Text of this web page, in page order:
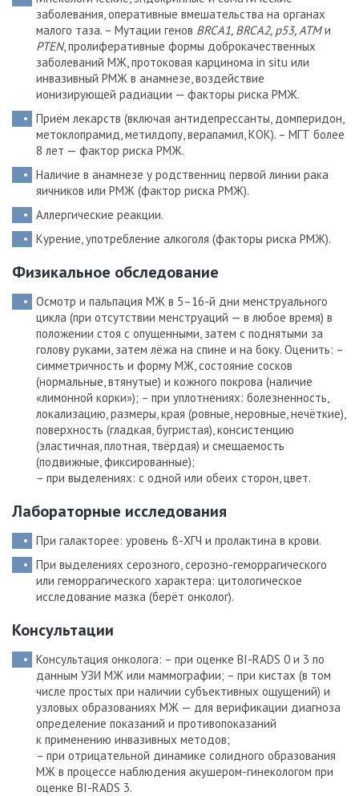
заболевания, оперативные вмешательства на органах
малого таза. – Мутации генов BRCA1, BRCA2, p53, ATMи
PTEN, пролиферативные формы доброкачественных
заболеваний МЖ, протоковая карцинома in situ или
инвазивный РМЖ в анамнезе, воздействие
ионизирующей радиации — факторы риска РМЖ.
Приём лекарств (включая антидепрессанты, домперидон,
метоклопрамид, метилдопу, верапамил, КОК). – МГТ более
8 лет — фактор риска РМЖ.
Наличие в анамнезе у родственниц первой линии рака
яичников или РМЖ (фактор риска РМЖ).
Аллергические реакции.
Курение, употребление алкоголя (факторы риска РМЖ).
Физикальное обследование
Осмотр и пальпация МЖ в 5–16-й дни менструального
цикла (при отсутствии менструаций — в любое время) в
положении стоя с опущенными, затем с поднятыми за
голову руками, затем лёжа на спине и на боку. Оценить: –
симметричность и форму МЖ, состояние сосков
(нормальные, втянутые) и кожного покрова (наличие
«лимонной корки»); – при уплотнениях: болезненность,
локализацию, размеры, края (ровные, неровные, нечёткие),
поверхность (гладкая, бугристая), консистенцию
(эластичная, плотная, твёрдая) и смещаемость
(подвижные, фиксированные);
– при выделениях: с одной или обеих сторон, цвет.
Лабораторные исследования
При галакторее: уровень ß-ХГЧ и пролактина в крови.
При выделениях серозного, серозно-геморрагического
или геморрагического характера: цитологическое
исследование мазка (берёт онколог).
Консультации
Консультация онколога: – при оценке BI-RADS 0 и 3 по
данным УЗИ МЖ или маммографии; – при кистах (в том
числе простых при наличии субъективных ощущений) и
узловых образованиях МЖ — для верификации диагноза
определение показаний и противопоказаний
к применению инвазивных методов;
– при отрицательной динамике солидного образования
МЖ в процессе наблюдения акушером-гинекологом при
оценке BI-RADS 3.